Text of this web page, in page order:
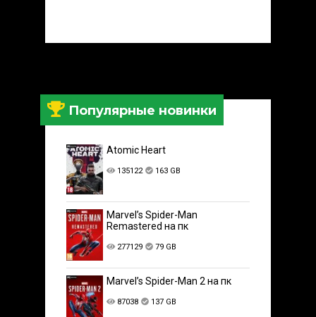
Популярные новинки
Atomic Heart
135122 163 GB
Marvel’s Spider-Man
Remastered на пк
277129 79 GB
Marvel’s Spider-Man 2 на пк
87038 137 GB